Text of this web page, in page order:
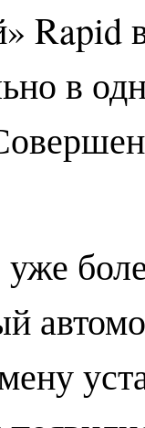
Rapid
в